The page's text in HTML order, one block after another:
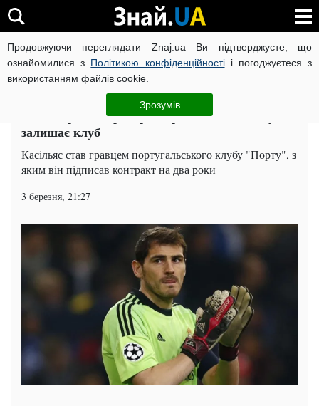
Продовжуючи переглядати Znaj.ua Ви підтверджуєте, що
ознайомилися з Політикою конфіденційностіі погоджуєтеся з
використанням файлів cookie.
Зрозумів
ВІЙНА РОСІЇ ПРОТИ УКРАЇНИ КОРОНАВІРУС В УКРАЇНІ
ЧИТАТЬ НА РУССКОМ
Легендарний воротар мадридського "Реалу"
залишає клуб
Касільяс став гравцем португальського клубу "Порту", з
яким він підписав контракт на два роки
3 березня, 21:27